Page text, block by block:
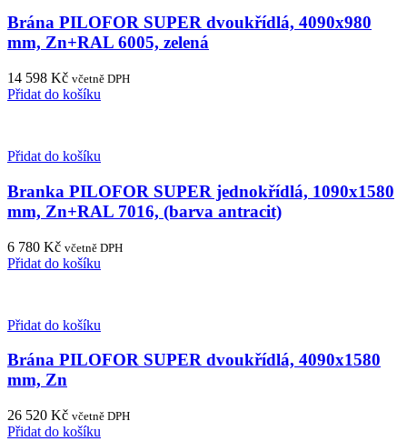
Brána PILOFOR SUPER dvoukřídlá, 4090x980
mm, Zn+RAL 6005, zelená
14 598 Kč včetně DPH
Přidat do košíku
Přidat do košíku
Branka PILOFOR SUPER jednokřídlá, 1090x1580
mm, Zn+RAL 7016, (barva antracit)
6 780 Kč včetně DPH
Přidat do košíku
Přidat do košíku
Brána PILOFOR SUPER dvoukřídlá, 4090x1580
mm, Zn
26 520 Kč včetně DPH
Přidat do košíku